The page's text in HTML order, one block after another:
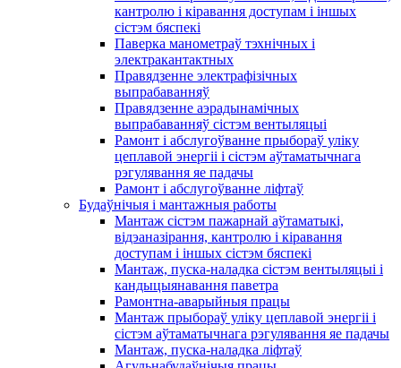
кантролю і кіравання доступам і іншых
сістэм бяспекі
Паверка манометраў тэхнічных і
электракантактных
Правядзенне электрафізічных
выпрабаванняў
Правядзенне аэрадынамічных
выпрабаванняў сістэм вентыляцыі
Рамонт і абслугоўванне прыбораў уліку
цеплавой энергіі і сістэм аўтаматычнага
рэгулявання яе падачы
Рамонт і абслугоўванне ліфтаў
Будаўнічыя і мантажныя работы
Мантаж сістэм пажарнай аўтаматыкі,
відэаназірання, кантролю і кіравання
доступам і іншых сістэм бяспекі
Мантаж, пуска-наладка сістэм вентыляцыі і
кандыцыянавання паветра
Рамонтна-аварыйныя працы
Мантаж прыбораў уліку цеплавой энергіі і
сістэм аўтаматычнага рэгулявання яе падачы
Мантаж, пуска-наладка ліфтаў